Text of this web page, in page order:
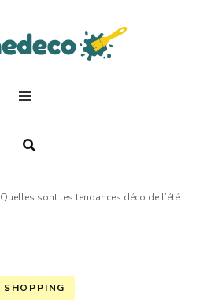
Quelles sont les tendances déco de l’été
SHOPPING